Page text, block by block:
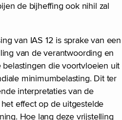
de bijheffing ook nihil zal
van IAS 12 is sprake van een
van de verantwoording en
die voortvloeien uit
minimumbelasting. Dit ter
interpretaties van de
effect op de uitgestelde
Hoe lang deze vrijstelling